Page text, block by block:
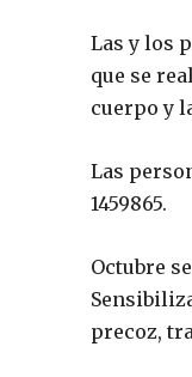
Las y los
que se
cuerpo y
Las
1459865.
Octubre
precoz,